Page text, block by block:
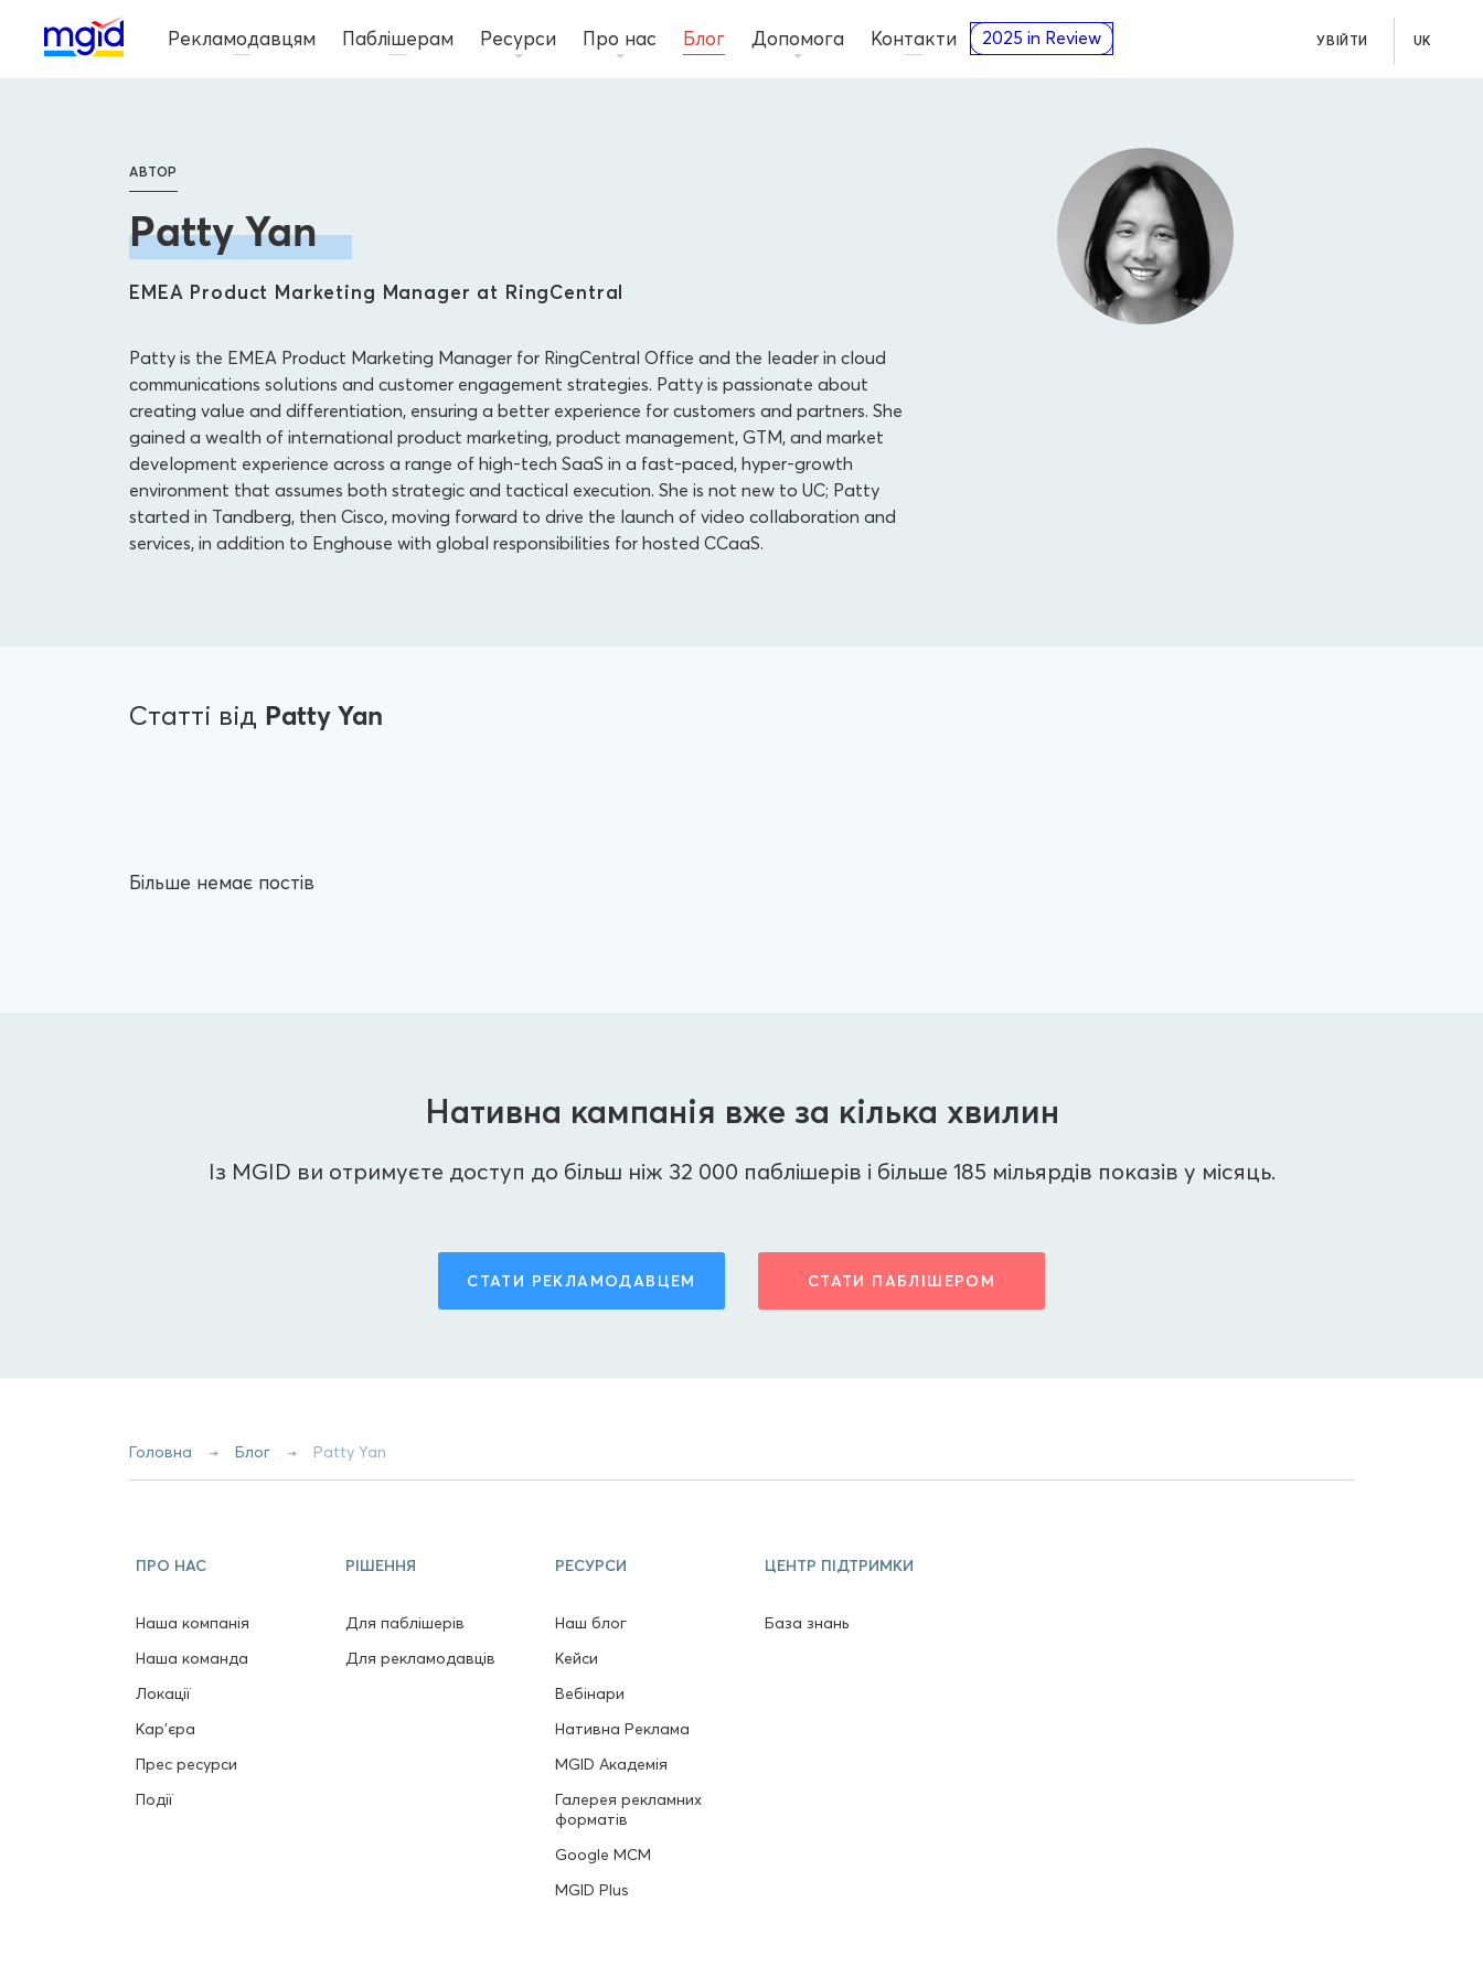
Рекламодавцям Паблішерам Ресурси Про нас Блог Допомога Контакти 2025 in Review УВІЙТИ UK
АВТОР
Patty Yan
EMEA Product Marketing Manager at RingCentral
Patty is the EMEA Product Marketing Manager for RingCentral Office and the leader in cloud
communications solutions and customer engagement strategies. Patty is passionate about
creating value and differentiation, ensuring a better experience for customers and partners. She
gained a wealth of international product marketing, product management, GTM, and market
development experience across a range of high-tech SaaS in a fast-paced, hyper-growth
environment that assumes both strategic and tactical execution. She is not new to UC; Patty
started in Tandberg, then Cisco, moving forward to drive the launch of video collaboration and
services, in addition to Enghouse with global responsibilities for hosted CCaaS.
Статті від Patty Yan
Більше немає постів
Нативна кампанія вже за кілька хвилин
Із MGID ви отримуєте доступ до більш ніж 32 000 паблішерів і більше 185 мільярдів показів у місяць.
СТАТИ РЕКЛАМОДАВЦЕМ СТАТИ ПАБЛІШЕРОМ
Головна Блог Patty Yan
ПРО НАС
Наша компанія
Наша команда
Локації
Кар'єра
Прес ресурси
Події
РІШЕННЯ
Для паблішерів
Для рекламодавців
РЕСУРСИ
Наш блог
Кейси
Вебінари
Нативна Реклама
MGID Академія
Галерея рекламних
форматів
Google MCM
MGID Plus
ЦЕНТР ПІДТРИМКИ
База знань